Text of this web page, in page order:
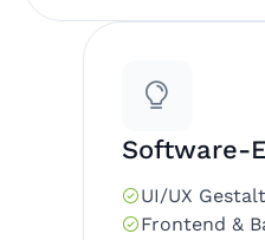
Software-
UI/UX
Frontend &